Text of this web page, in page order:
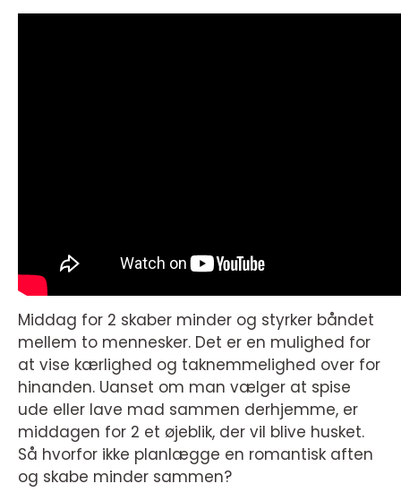
Middag for 2 skaber minder og styrker båndet
mellem to mennesker. Det er en mulighed for
at vise kærlighed og taknemmelighed over for
hinanden. Uanset om man vælger at spise
ude eller lave mad sammen derhjemme, er
middagen for 2 et øjeblik, der vil blive husket.
Så hvorfor ikke planlægge en romantisk aften
og skabe minder sammen?